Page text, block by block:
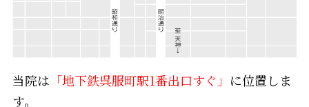
当院は 「地下鉄呉服町駅1番出口すぐ」 に位置しま
す。